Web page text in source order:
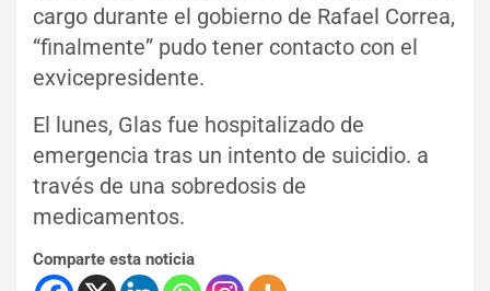
cargo durante el gobierno de Rafael Correa,
“finalmente” pudo tener contacto con el
exvicepresidente.
El lunes, Glas fue hospitalizado de
emergencia tras un intento de suicidio. a
través de una sobredosis de
medicamentos.
Comparte esta noticia